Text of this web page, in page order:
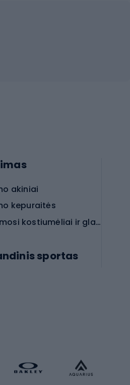
akiniai
kepuraitės
Maudymosi kostiumėliai ir glaudės
sportas
apranga